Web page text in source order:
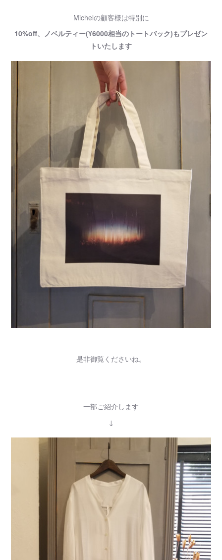
Michelの顧客様は特別に
10%off、ノベルティー(¥6000相当のトートバック)もプレゼン
トいたします
是非御覧くださいね。
一部ご紹介します
↓